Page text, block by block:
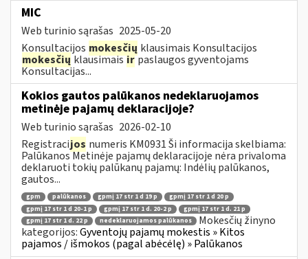
MIC
Web turinio sąrašas 2025-05-20
Konsultacijos mokesčių klausimais Konsultacijos
mokesčių klausimaisirpaslaugos gyventojams
Konsultacijas...
Kokios gautos palūkanos nedeklaruojamos
metinėje pajamų deklaracijoje?
Web turinio sąrašas 2026-02-10
Registracijos numeris KM0931 Ši informacija skelbiama:
Palūkanos Metinėje pajamų deklaracijoje nėra privaloma
deklaruoti tokių palūkanų pajamų: Indėlių palūkanos,
gautos...
gpm palūkanos gpmį 17 str 1 d 19 p
gpmį 17 str 1 d 20 p
gpmį 17 str 1 d 20-1 p
gpmį 17 str 1 d. 20-2 p
gpmį 17 str 1 d. 21 p
gpmį 17 str 1 d. 22 p
nedeklaruojamos palūkanos
Mokesčių žinyno
kategorijos:Gyventojų pajamų mokestis » Kitos
pajamos / išmokos (pagal abėcėlę) » Palūkanos